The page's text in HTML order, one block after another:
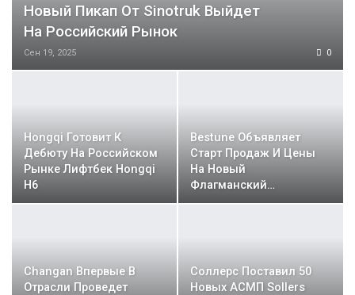
Новый Пикап От Sinotruk Выйдет
На Российский Рынок
Сен 19, 2025 0
Hongqi Готовит К
Дебюту На Российском
Рынке Лифтбек Hongqi
H6
Bestune Объявляет
Старт Продаж И Цены
На Новый
Флагманский…
Changan Впервые В
Отрасли Проведет
Соллерс Поставил 50
Новых АСМП Sollers